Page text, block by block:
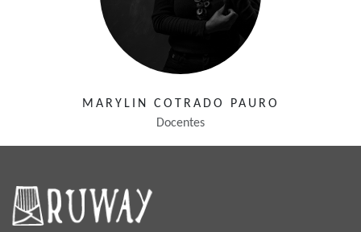
MARYLIN COTRADO PAURO
Docentes